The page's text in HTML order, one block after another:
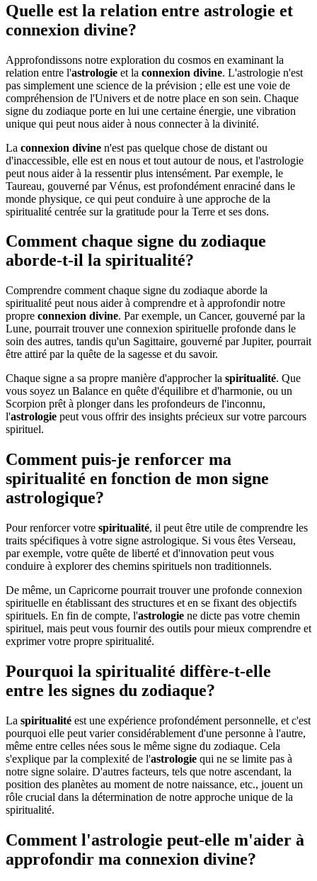
Quelle est la relation entre astrologie et
connexion divine?
Approfondissons notre exploration du cosmos en examinant la
relation entre l'astrologie et la connexion divine. L'astrologie n'est
pas simplement une science de la prévision ; elle est une voie de
compréhension de l'Univers et de notre place en son sein. Chaque
signe du zodiaque porte en lui une certaine énergie, une vibration
unique qui peut nous aider à nous connecter à la divinité.
La connexion divine n'est pas quelque chose de distant ou
d'inaccessible, elle est en nous et tout autour de nous, et l'astrologie
peut nous aider à la ressentir plus intensément. Par exemple, le
Taureau, gouverné par Vénus, est profondément enraciné dans le
monde physique, ce qui peut conduire à une approche de la
spiritualité centrée sur la gratitude pour la Terre et ses dons.
Comment chaque signe du zodiaque
aborde-t-il la spiritualité?
Comprendre comment chaque signe du zodiaque aborde la
spiritualité peut nous aider à comprendre et à approfondir notre
propre connexion divine. Par exemple, un Cancer, gouverné par la
Lune, pourrait trouver une connexion spirituelle profonde dans le
soin des autres, tandis qu'un Sagittaire, gouverné par Jupiter, pourrait
être attiré par la quête de la sagesse et du savoir.
Chaque signe a sa propre manière d'approcher la spiritualité. Que
vous soyez un Balance en quête d'équilibre et d'harmonie, ou un
Scorpion prêt à plonger dans les profondeurs de l'inconnu,
l'astrologie peut vous offrir des insights précieux sur votre parcours
spirituel.
Comment puis-je renforcer ma
spiritualité en fonction de mon signe
astrologique?
Pour renforcer votre spiritualité, il peut être utile de comprendre les
traits spécifiques à votre signe astrologique. Si vous êtes Verseau,
par exemple, votre quête de liberté et d'innovation peut vous
conduire à explorer des chemins spirituels non traditionnels.
De même, un Capricorne pourrait trouver une profonde connexion
spirituelle en établissant des structures et en se fixant des objectifs
spirituels. En fin de compte, l'astrologie ne dicte pas votre chemin
spirituel, mais peut vous fournir des outils pour mieux comprendre et
exprimer votre propre spiritualité.
Pourquoi la spiritualité diffère-t-elle
entre les signes du zodiaque?
La spiritualité est une expérience profondément personnelle, et c'est
pourquoi elle peut varier considérablement d'une personne à l'autre,
même entre celles nées sous le même signe du zodiaque. Cela
s'explique par la complexité de l'astrologie qui ne se limite pas à
notre signe solaire. D'autres facteurs, tels que notre ascendant, la
position des planètes au moment de notre naissance, etc., jouent un
rôle crucial dans la détermination de notre approche unique de la
spiritualité.
Comment l'astrologie peut-elle m'aider à
approfondir ma connexion divine?